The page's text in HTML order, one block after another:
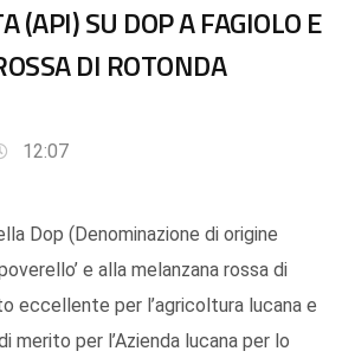
(API) SU DOP A FAGIOLO E
DI ROTONDA
12:07
Dop (Denominazione di origine
e alla melanzana rossa di
eccellente per l’agricoltura lucana e
merito per l’Azienda lucana per lo